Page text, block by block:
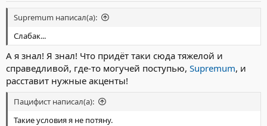
Supremum написал(а):
Слабак...
А я знал! Я знал! Что придёт таки сюда тяжелой и
справедливой, где-то могучей поступью, Supremum, и
расставит нужные акценты!
Пацифист написал(а):
Такие условия я не потяну.